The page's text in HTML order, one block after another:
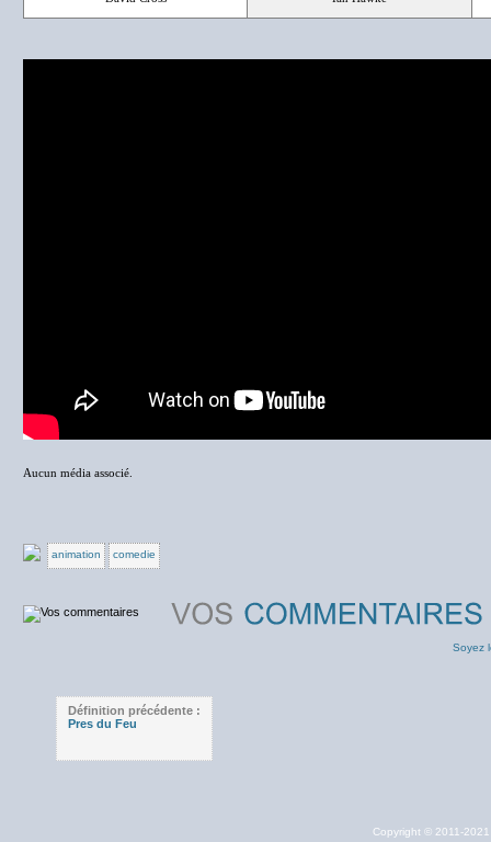
Aucun média associé.
animation comedie
Soyez
Définition précédente :
Pres du Feu
Copyright © 2011-